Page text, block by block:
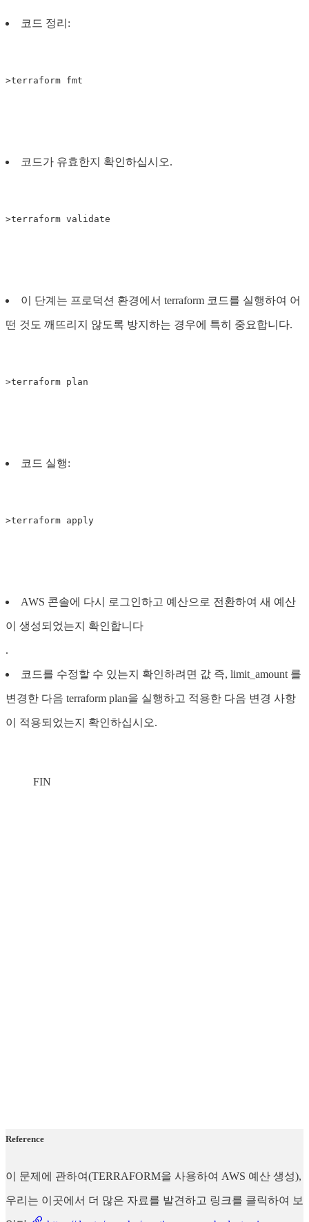
코드 정리:
코드가 유효한지 확인하십시오.
이 단계는 프로덕션 환경에서 terraform 코드를 실행하여 어
떤 것도 깨뜨리지 않도록 방지하는 경우에 특히 중요합니다.
코드 실행:
AWS 콘솔에 다시 로그인하고 예산으로 전환하여 새 예산
이 생성되었는지 확인합니다
.
코드를 수정할 수 있는지 확인하려면 값 즉, limit_amount 를
변경한 다음 terraform plan을 실행하고 적용한 다음 변경 사항
이 적용되었는지 확인하십시오.
FIN
Reference
이 문제에 관하여(TERRAFORM을 사용하여 AWS 예산 생성),
우리는 이곳에서 더 많은 자료를 발견하고 링크를 클릭하여 보